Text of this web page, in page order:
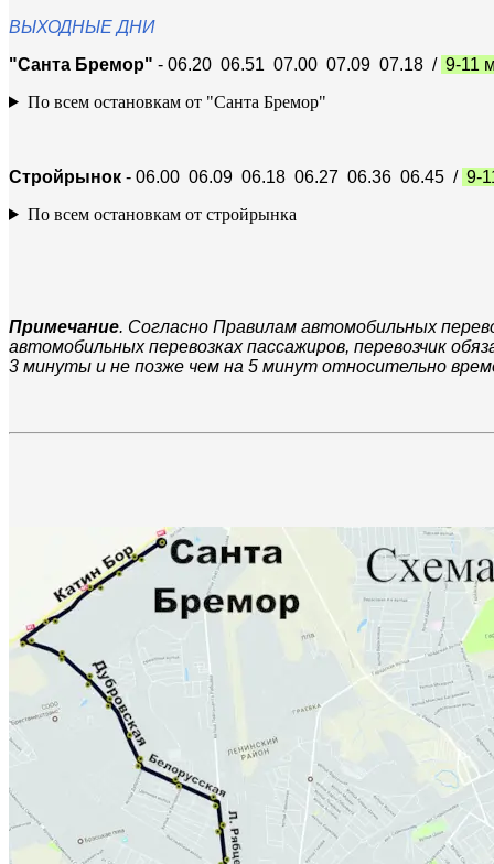
ВЫХОДНЫЕ ДНИ
"Санта Бремор" - 06.20 06.51 07.00 07.09 07.18 / 9-11
По всем остановкам от "Санта Бремор"
Стройрынок - 06.00 06.09 06.18 06.27 06.36 06.45 / 9-
По всем остановкам от стройрынка
Примечание. Согласно Правилам автомобильных
автомобильных перевозках пассажиров, перевозчик
3 минуты и не позже чем на 5 минут относительно